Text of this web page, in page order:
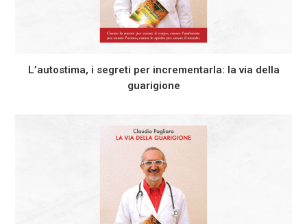
L’autostima, i segreti per incrementarla: la via della
guarigione